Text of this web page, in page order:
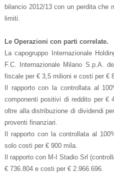
bilancio 2012/13 con un perdita che
limiti.
Le Operazioni con parti correlate.
La capogruppo Internazionale
F.C. Internazionale Milano S.p.A.
fiscale per € 3,5 milioni e costi per €
Il rapporto con la controllata al
componenti positivi di reddito per €
oltre alla distribuzione di dividendi
proventi finanziari.
Il rapporto con la controllata al
solo costi per € 900 mila.
Il rapporto con M-I Stadio Srl
€ 736.804 e costi per € 2.966.696.